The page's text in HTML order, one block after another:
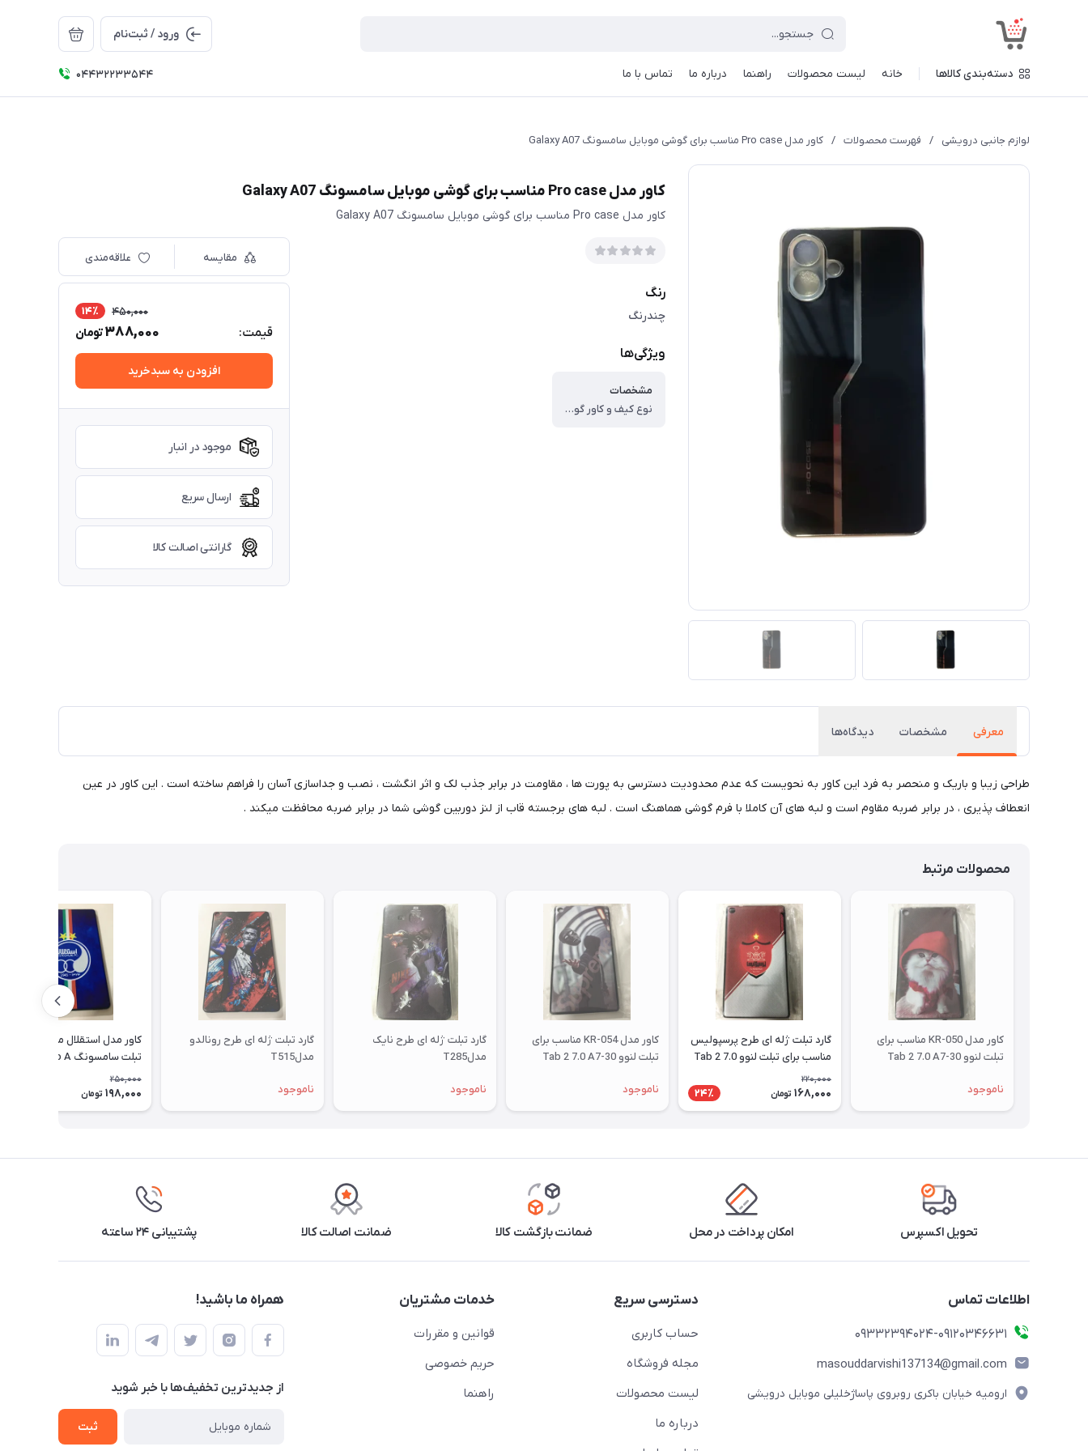
ورود / ثبت‌نام
دسته‌بندی کالاها خانه لیست محصولات راهنما درباره ما تماس با ما 04432233544
لوازم جانبی درویشی / فهرست محصولات / کاور مدل Pro case مناسب برای گوشی موبایل سامسونگ Galaxy A07
کاور مدل Pro case مناسب برای گوشی موبایل سامسونگ Galaxy A07
کاور مدل Pro case مناسب برای گوشی موبایل سامسونگ Galaxy A07
رنگ
چندرنگ
ویژگی‌ها
مشخصات
نوع کیف و کاور گوشی ، کاور ، وزن ، ۶۰ گرم ، سازگار با گوشی موبایل ، Samsung Galaxy A۰۷ ، ساختار ، مات ، سطح پوشش ، حفاظت از دکمه‌ها ، لبه راست ، لبه چپ ، لبه پایینی ، لبه بالایی ، قاب پشتی
مقایسه علاقه‌مندی
قیمت:
450,000 14٪
388,000تومان
افزودن به سبدخرید
موجود در انبار
ارسال سریع
گارانتی اصالت کالا
معرفی مشخصات دیدگاه‌ها
طراحی زیبا و باریک و منحصر به فرد این کاور به نحویست که عدم محدودیت دسترسی به پورت ها ، مقاومت در برابر جذب لک و اثر انگشت ، نصب و جداسازی آسان را فراهم ساخته است . این کاور در عین
انعطاف پذیری ، در برابر ضربه مقاوم است و لبه های آن کاملا با فرم گوشی هماهنگ است . لبه های برجسته قاب از لنز دوربین گوشی شما در برابر ضربه محافظت میکند .
محصولات مرتبط
کاور مدل KR-050 مناسب برای
تبلت لنوو Tab 2 7.0 A7-30
ناموجود
گارد تبلت ژله ای طرح پرسپولیس
مناسب برای تبلت لنوو Tab 2 7.0
A7-30
220,000
168,000 تومان 24٪
کاور مدل KR-054 مناسب برای
تبلت لنوو Tab 2 7.0 A7-30
ناموجود
گارد تبلت ژله ای طرح نایک
مدلT285
ناموجود
گارد تبلت ژله ای طرح رونالدو
مدلT515
ناموجود
کاور مدل استقلال مناسب برای
تبلت سامسونگ Galaxy Tab A
10.1 SM - T515
250,000
198,000 تومان
تحویل اکسپرس امکان پرداخت در محل ضمانت بازگشت کالا ضمانت اصالت کالا پشتیبانی ۲۴ ساعته
اطلاعات تماس
09332394024-09120346631
masouddarvishi137134@gmail.com
ارومیه خیابان باکری روبروی پاساژخلیلی موبایل درویشی
دسترسی سریع
حساب کاربری
مجله فروشگاه
لیست محصولات
درباره ما
خدمات مشتریان
قوانین و مقررات
حریم خصوصی
راهنما
همراه ما باشید!
از جدید‌ترین تخفیف‌ها با‌ خبر شوید
ثبت